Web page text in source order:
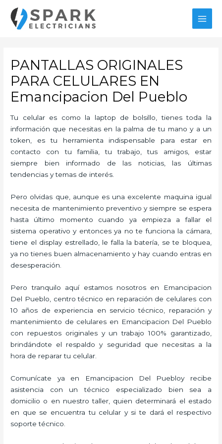
contenido
PANTALLAS ORIGINALES
PARA CELULARES EN
Emancipacion Del Pueblo
Tu celular es como la laptop de bolsillo, tienes toda la
información que necesitas en la palma de tu mano y a un
token, es tu herramienta indispensable para estar en
contacto con tu familia, tu trabajo, tus amigos, estar
siempre bien informado de las noticias, las últimas
tendencias y temas de interés.
Pero olvidas que, aunque es una excelente maquina igual
necesita de mantenimiento preventivo y siempre se espera
hasta último momento cuando ya empieza a fallar el
sistema operativo y entonces ya no te funciona la cámara,
tiene el display estrellado, le falla la batería, se te bloquea,
ya no tienes buen almacenamiento y hay cuando entras en
desesperación.
Pero tranquilo aquí estamos nosotros en Emancipacion
Del Pueblo, centro técnico en reparación de celulares con
10 años de experiencia en servicio técnico, reparación y
mantenimiento de celulares en Emancipacion Del Pueblo
con repuestos originales y un trabajo 100% garantizado,
brindándote el respaldo y seguridad que necesitas a la
hora de reparar tu celular.
Comunícate ya en Emancipacion Del Puebloy recibe
asistencia con un técnico especializado bien sea a
domicilio o en nuestro taller, quien determinará el estado
en que se encuentra tu celular y si te dará el respectivo
soporte técnico.